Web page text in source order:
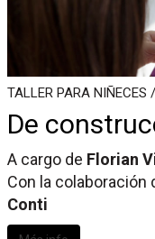
TALLER PARA NIÑECES
De
A cargo de Florian
Con la colaboración
Conti